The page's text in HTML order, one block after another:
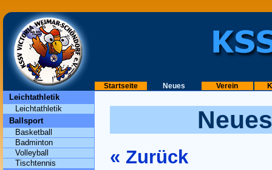
Startseite Neues Verein
Leichtathletik
Leichtathletik
Ballsport
Basketball
Badminton
Volleyball
Tischtennis
« Zurück